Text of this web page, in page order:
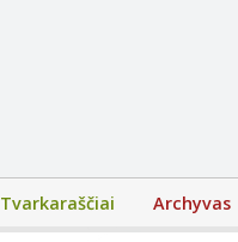
Tvarkaraščiai Archyvas